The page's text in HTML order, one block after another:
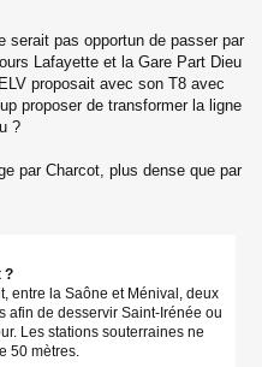
serait pas opportun de passer par
Lafayette et la Gare Part Dieu
proposait avec son T8 avec
proposer de transformer la ligne
?
par Charcot, plus dense que par
?
entre la Saône et Ménival, deux
afin de desservir Saint-Irénée ou
Les stations souterraines ne
50 mètres.